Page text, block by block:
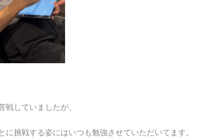
戦していましたが、
に挑戦する姿にはいつも勉強させていただいてます。